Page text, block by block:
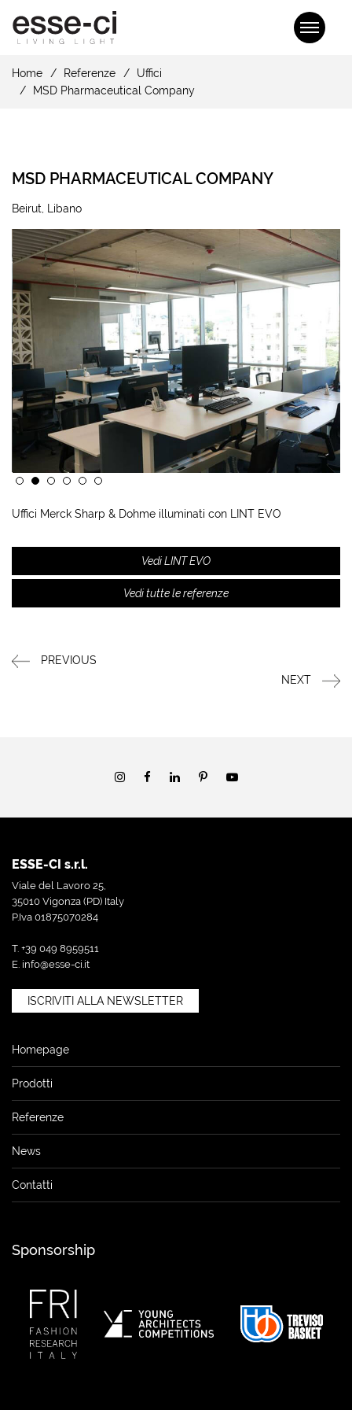
Home Referenze
Uffici
MSD Pharmaceutical Company
MSD PHARMACEUTICAL COMPANY
Beirut, Libano
Uffici Merck Sharp & Dohme illuminati con LINT EVO
Vedi LINT EVO
Vedi tutte le referenze
PREVIOUS
NEXT
ESSE-CI s.r.l.
Viale del Lavoro 25,
35010 Vigonza (PD) Italy
P.Iva 01875070284
T. +39 049 8959511
E. info@esse-ci.it
ISCRIVITI ALLA NEWSLETTER
Homepage
Prodotti
Referenze
News
Contatti
Sponsorship